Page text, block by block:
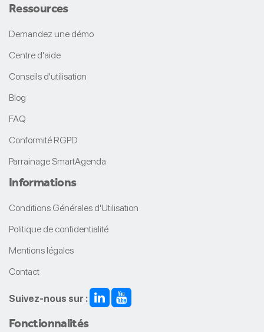
Ressources
Demandez une démo
Centre d'aide
Conseils d'utilisation
Blog
FAQ
Conformité RGPD
Parrainage SmartAgenda
Informations
Conditions Générales d'Utilisation
Politique de confidentialité
Mentions légales
Contact
Suivez-nous sur :
Fonctionnalités